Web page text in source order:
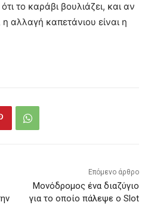
το καράβι βουλιάζει, και αν
αλλαγή καπετάνιου είναι η
Επόμενο άρθρο
Μονόδρομος ένα διαζύγιο
για το οποίο πάλεψε ο Slot